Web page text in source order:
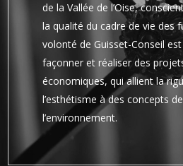
de la Vallée de l’Oise,
la qualité du cadre de vie des
volonté de Guisset-Conseil
façonner et réaliser des
économiques, qui allient la
l’esthétisme à des concepts
l’environnement.